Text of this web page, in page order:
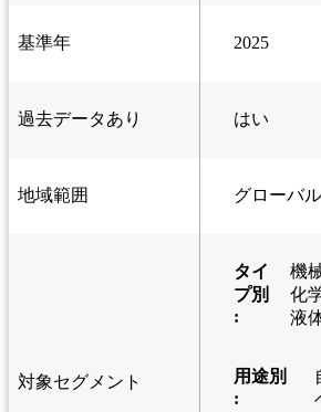
基準年 2025
過去データあり はい
地域範囲 グローバル
対象セグメント
タイ
プ別
:
機
化
液
用途別
: